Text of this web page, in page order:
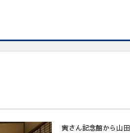
寅さん記念館から山